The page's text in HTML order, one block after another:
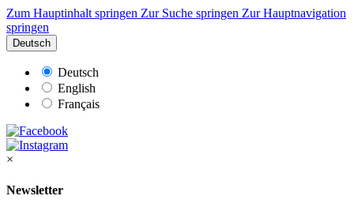
Zum Hauptinhalt springen Zur Suche springen Zur Hauptnavigation
springen
Deutsch
Deutsch
English
Français
×
Newsletter